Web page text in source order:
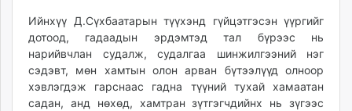
Ийнхүү Д.Сүхбаатарын түүхэнд гүйцэтгэсэн үүргийг
дотоод, гадаадын эрдэмтэд тал бүрээс нь
нарийвчлан судалж, судалгаа шинжилгээний нэг
сэдэвт, мөн хамтын олон арван бүтээлүүд олноор
хэвлэгдэж гарснаас гадна түүний тухай хамаатан
садан, анд нөхөд, хамтран зүтгэгчдийнх нь зүгээс